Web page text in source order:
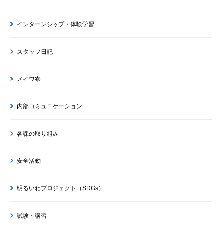
インターンシップ・体験学習
スタッフ日記
メイワ寮
内部コミュニケーション
各課の取り組み
安全活動
明るいわプロジェクト（SDGs）
試験・講習